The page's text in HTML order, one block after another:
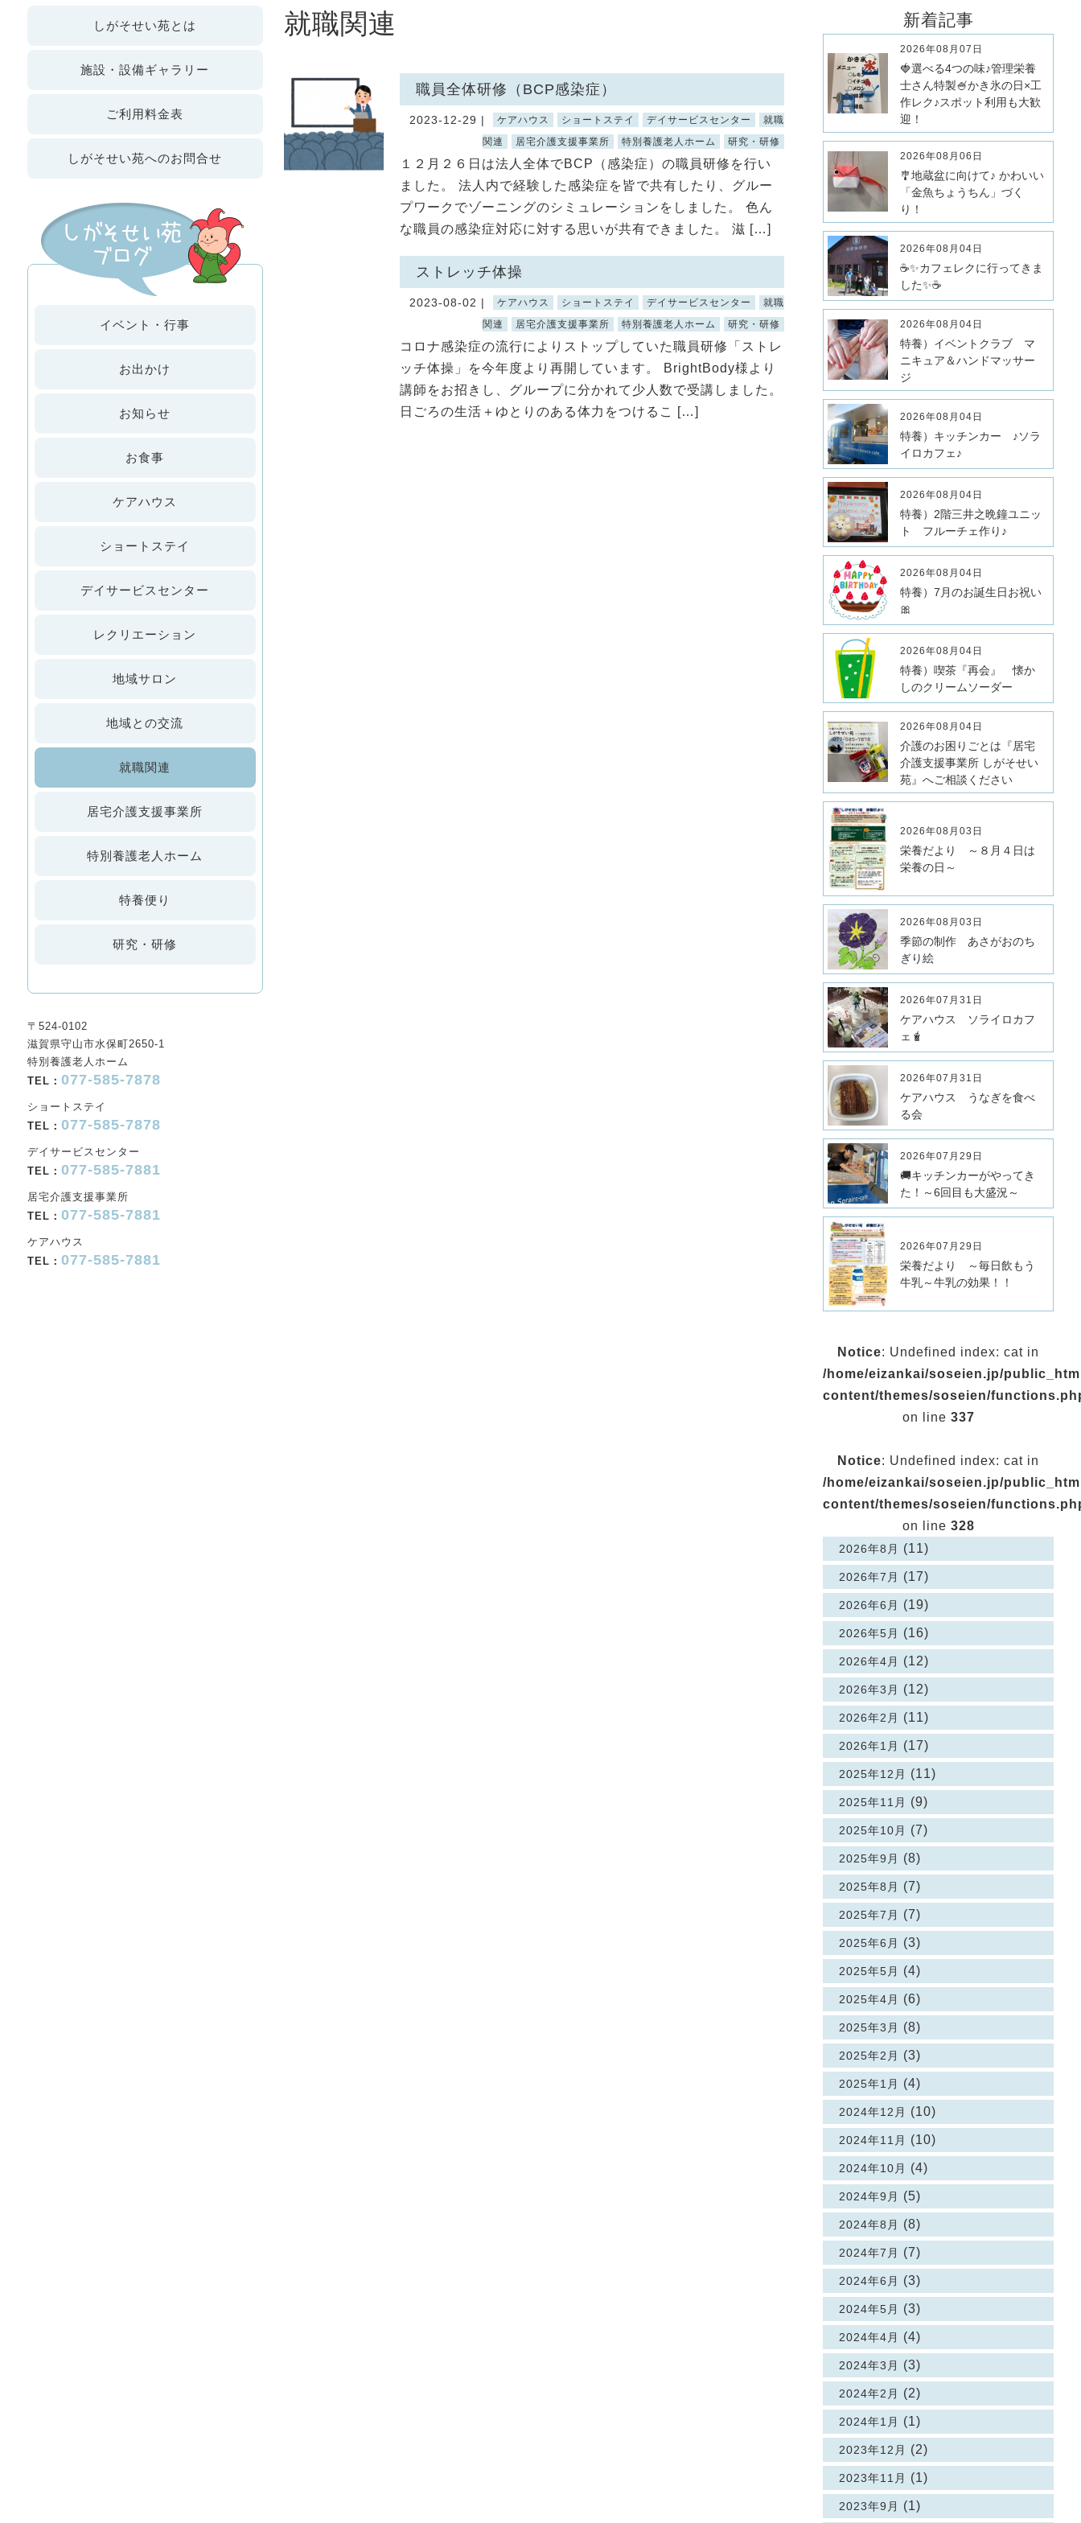
しがそせい苑とは
施設・設備ギャラリー
ご利用料金表
しがそせい苑へのお問合せ
イベント・行事
お出かけ
お知らせ
お食事
ケアハウス
ショートステイ
デイサービスセンター
レクリエーション
地域サロン
地域との交流
就職関連
居宅介護支援事業所
特別養護老人ホーム
特養便り
研究・研修
〒524-0102
滋賀県守山市水保町2650-1
特別養護老人ホーム
TEL： 077-585-7878
ショートステイ
TEL： 077-585-7878
デイサービスセンター
TEL： 077-585-7881
居宅介護支援事業所
TEL： 077-585-7881
ケアハウス
TEL： 077-585-7881
就職関連
職員全体研修（BCP感染症）
2023-12-29 | ケアハウス ショートステイ デイサービスセンター
就職
関連
居宅介護支援事業所 特別養護老人ホーム 研究・研修
１２月２６日は法人全体でBCP（感染症）の職員研修を行い
ました。 法人内で経験した感染症を皆で共有したり、グルー
プワークでゾーニングのシミュレーションをしました。 色ん
な職員の感染症対応に対する思いが共有できました。 滋 […]
ストレッチ体操
2023-08-02 | ケアハウス ショートステイ デイサービスセンター
就職
関連
居宅介護支援事業所 特別養護老人ホーム 研究・研修
コロナ感染症の流行によりストップしていた職員研修「ストレ
ッチ体操」を今年度より再開しています。 BrightBody様より
講師をお招きし、グループに分かれて少人数で受講しました。
日ごろの生活＋ゆとりのある体力をつけるこ […]
新着記事
2026年08月07日
🍓選べる4つの味♪管理栄養
士さん特製🍧かき氷の日×工
作レク♪スポット利用も大歓
迎！
2026年08月06日
🎐地蔵盆に向けて♪ かわいい
「金魚ちょうちん」づく
り！
2026年08月04日
☕✨カフェレクに行ってきま
した✨☕
2026年08月04日
特養）イベントクラブ マ
ニキュア＆ハンドマッサー
ジ
2026年08月04日
特養）キッチンカー ♪ソラ
イロカフェ♪
2026年08月04日
特養）2階三井之晩鐘ユニッ
ト フルーチェ作り♪
2026年08月04日
特養）7月のお誕生日お祝い
🎀
2026年08月04日
特養）喫茶『再会』 懐か
しのクリームソーダー
2026年08月04日
介護のお困りごとは『居宅
介護支援事業所 しがそせい
苑』へご相談ください
2026年08月03日
栄養だより ～８月４日は
栄養の日～
2026年08月03日
季節の制作 あさがおのち
ぎり絵
2026年07月31日
ケアハウス ソライロカフ
ェ🧋
2026年07月31日
ケアハウス うなぎを食べ
る会
2026年07月29日
🚚キッチンカーがやってき
た！～6回目も大盛況～
2026年07月29日
栄養だより ～毎日飲もう
牛乳～牛乳の効果！！
Notice: Undefined index: cat in
/home/eizankai/soseien.jp/
content/themes/soseien/
on line 337
Notice: Undefined index: cat in
/home/eizankai/soseien.jp/
content/themes/soseien/
on line 328
2026年8月 (11)
2026年7月 (17)
2026年6月 (19)
2026年5月 (16)
2026年4月 (12)
2026年3月 (12)
2026年2月 (11)
2026年1月 (17)
2025年12月 (11)
2025年11月 (9)
2025年10月 (7)
2025年9月 (8)
2025年8月 (7)
2025年7月 (7)
2025年6月 (3)
2025年5月 (4)
2025年4月 (6)
2025年3月 (8)
2025年2月 (3)
2025年1月 (4)
2024年12月 (10)
2024年11月 (10)
2024年10月 (4)
2024年9月 (5)
2024年8月 (8)
2024年7月 (7)
2024年6月 (3)
2024年5月 (3)
2024年4月 (4)
2024年3月 (3)
2024年2月 (2)
2024年1月 (1)
2023年12月 (2)
2023年11月 (1)
2023年9月 (1)